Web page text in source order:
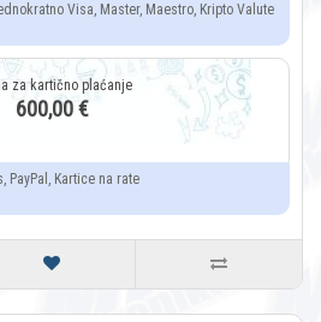
Visa, Master, Maestro, Kripto Valute
600,00 €
PayPal, Kartice na rate